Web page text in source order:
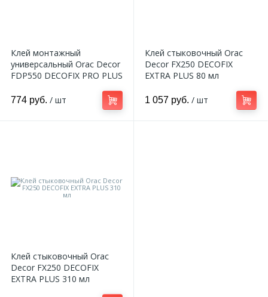
Клей монтажный
универсальный Orac Decor
FDP550 DECOFIX PRO PLUS
774 руб. / шт
Клей стыковочный Orac
Decor FX250 DECOFIX
EXTRA PLUS 80 мл
1 057 руб. / шт
Клей стыковочный Orac
Decor FX250 DECOFIX
EXTRA PLUS 310 мл